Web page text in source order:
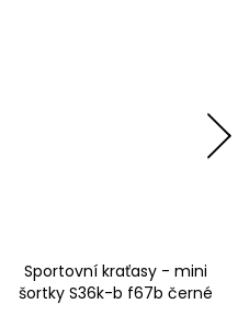
Sportovní kraťasy - mini
šortky S36k-b f67b černé